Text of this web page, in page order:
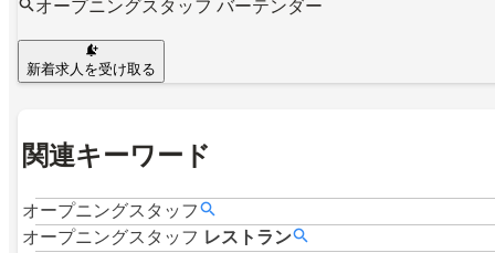
オープニングスタッフ バーテンダー
新着求人を受け取る
関連キーワード
オープニングスタッフ
オープニングスタッフ レストラン